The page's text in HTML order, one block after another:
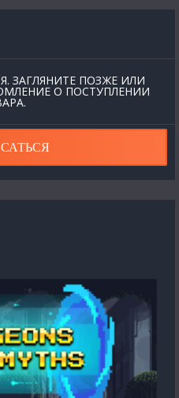
ЗАГЛЯНИТЕ ПОЗЖЕ ИЛИ
О ПОСТУПЛЕНИИ